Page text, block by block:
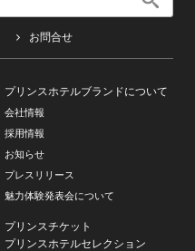
お問合せ
プリンスホテルブランドについて
会社情報
採用情報
お知らせ
プレスリリース
魅力体験発表会について
プリンスチケット
プリンスホテルセレクション